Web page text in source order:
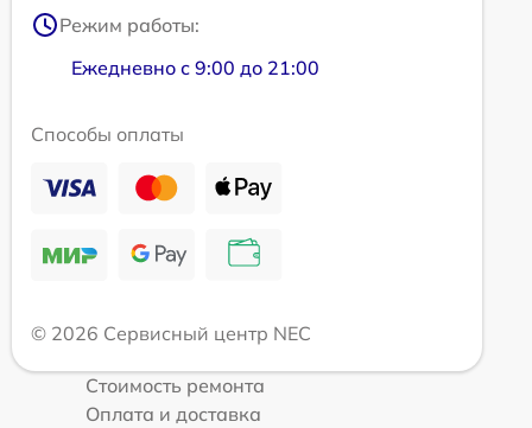
Режим работы:
Ежедневно с 9:00 до 21:00
Способы оплаты
© 2026 Сервисный центр NEC
Стоимость ремонта
Оплата и доставка